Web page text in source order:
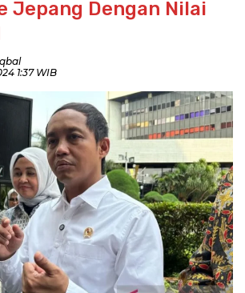
Jepang Dengan Nilai
1:37 WIB